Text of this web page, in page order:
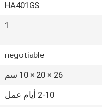
HA401GS
1
negotiable
26 × 20 × 10 سم
2-10 أيام عمل